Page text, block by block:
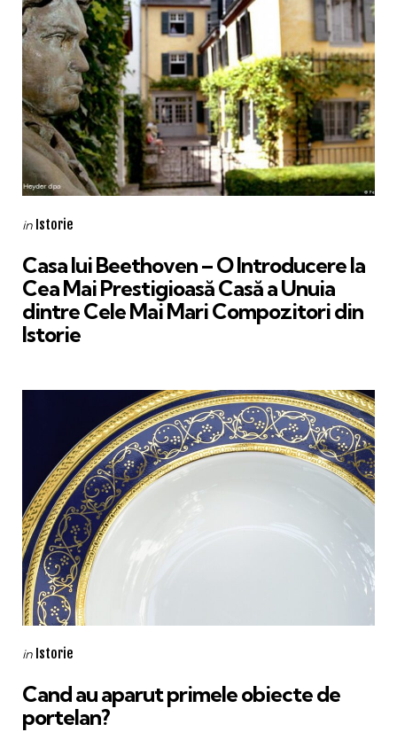
Categories
Posted
in Istorie
Casa lui Beethoven – O Introducere la
Cea Mai Prestigioasă Casă a Unuia
dintre Cele Mai Mari Compozitori din
Istorie
Categories
Posted
in Istorie
Cand au aparut primele obiecte de
portelan?